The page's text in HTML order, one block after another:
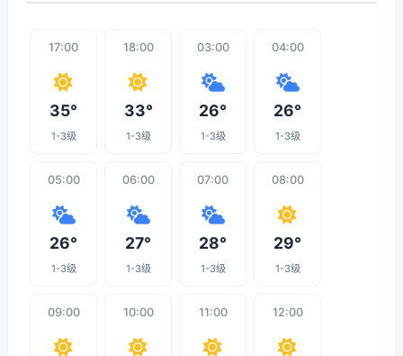
17:00
35°
1-3级
18:00
33°
1-3级
03:00
26°
1-3级
04:00
26°
1-3级
05:00
26°
1-3级
06:00
27°
1-3级
07:00
28°
1-3级
08:00
29°
1-3级
09:00 10:00 11:00 12:00